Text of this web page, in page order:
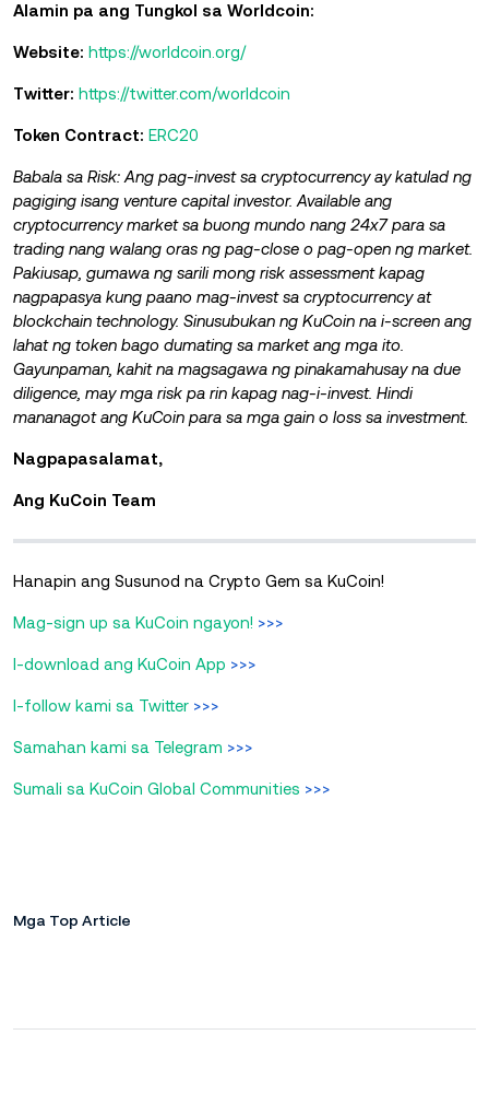
Alamin pa ang Tungkol sa Worldcoin:
Website: https://worldcoin.org/
Twitter: https://twitter.com/worldcoin
Token Contract: ERC20
Babala sa Risk: Ang pag-invest sa cryptocurrency ay katulad ng
pagiging isang venture capital investor. Available ang
cryptocurrency market sa buong mundo nang 24x7 para sa
trading nang walang oras ng pag-close o pag-open ng market.
Pakiusap, gumawa ng sarili mong risk assessment kapag
nagpapasya kung paano mag-invest sa cryptocurrency at
blockchain technology. Sinusubukan ng KuCoin na i-screen ang
lahat ng token bago dumating sa market ang mga ito.
Gayunpaman, kahit na magsagawa ng pinakamahusay na due
diligence, may mga risk pa rin kapag nag-i-invest. Hindi
mananagot ang KuCoin para sa mga gain o loss sa investment.
Nagpapasalamat,
Ang KuCoin Team
Hanapin ang Susunod na Crypto Gem sa KuCoin!
Mag-sign up sa KuCoin ngayon! >>>
I-download ang KuCoin App >>>
I-follow kami sa Twitter >>>
Samahan kami sa Telegram >>>
Sumali sa KuCoin Global Communities >>>
Mga Top Article